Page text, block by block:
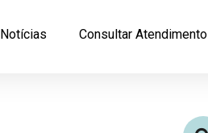
Notícias Consultar Atendimento